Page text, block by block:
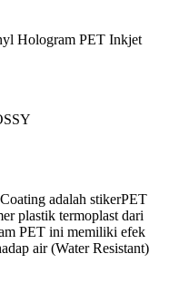
Hologram PET Inkjet
adalah stikerPET
plastik termoplast dari
PET ini memiliki efek
air (Water Resistant)